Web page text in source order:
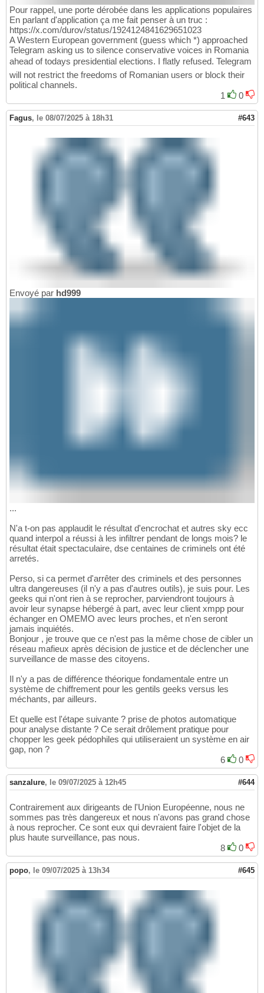
Pour rappel, une porte dérobée dans les applications populaires
En parlant d'application ça me fait penser à un truc :
https://x.com/durov/status/1924124841629651023
A Western European government (guess which *) approached
Telegram asking us to silence conservative voices in Romania
ahead of todays presidential elections. I flatly refused. Telegram
will not restrict the freedoms of Romanian users or block their
political channels.
1
0
Fagus, le 08/07/2025 à 18h31 #643
Envoyé par hd999
...
N'a t-on pas applaudit le résultat d'encrochat et autres sky ecc
quand interpol a réussi à les infiltrer pendant de longs mois? le
résultat était spectaculaire, dse centaines de criminels ont été
arretés.
Perso, si ca permet d'arrêter des criminels et des personnes
ultra dangereuses (il n'y a pas d'autres outils), je suis pour. Les
geeks qui n'ont rien à se reprocher, parviendront toujours à
avoir leur synapse hébergé à part, avec leur client xmpp pour
échanger en OMEMO avec leurs proches, et n'en seront
jamais inquiétés.
Bonjour , je trouve que ce n'est pas la même chose de cibler un
réseau mafieux après décision de justice et de déclencher une
surveillance de masse des citoyens.
Il n'y a pas de différence théorique fondamentale entre un
système de chiffrement pour les gentils geeks versus les
méchants, par ailleurs.
Et quelle est l'étape suivante ? prise de photos automatique
pour analyse distante ? Ce serait drôlement pratique pour
chopper les geek pédophiles qui utiliseraient un système en air
gap, non ?
6
0
sanzalure, le 09/07/2025 à 12h45 #644
Contrairement aux dirigeants de l'Union Européenne, nous ne
sommes pas très dangereux et nous n'avons pas grand chose
à nous reprocher. Ce sont eux qui devraient faire l'objet de la
plus haute surveillance, pas nous.
8
0
popo, le 09/07/2025 à 13h34 #645